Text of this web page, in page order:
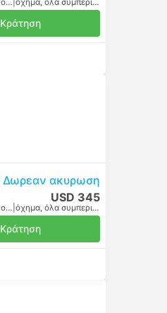
Συμπεριλαμβάνονται οι φόροι | όχημα, όλα συμπεριλαμβανομένου
Κράτηση
Δωρεαν ακυρωση
USD 345
Συμπεριλαμβάνονται οι φόροι | όχημα, όλα συμπεριλαμβανομένου
Κράτηση